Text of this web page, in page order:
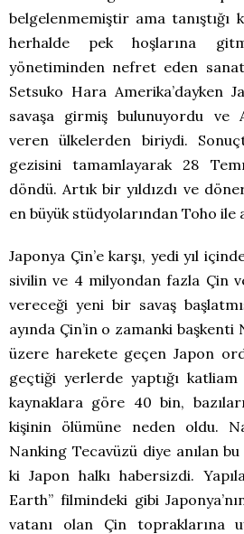
belgelenmemiştir ama
herhalde pek hoşlarına
yönetiminden nefret eden
Setsuko Hara Amerika’dayken
savaşa girmiş bulunuyordu ve
veren ülkelerden biriydi.
gezisini tamamlayarak 28
döndü. Artık bir yıldızdı ve
en büyük stüdyolarından Toho ile
Japonya Çin’e karşı, yedi yıl
sivilin ve 4 milyondan fazla Çin
vereceği yeni bir savaş
ayında Çin’in o zamanki başkenti
üzere harekete geçen Japon
geçtiği yerlerde yaptığı
kaynaklara göre 40 bin,
kişinin ölümüne neden oldu.
Nanking Tecavüzü diye anılan
ki Japon halkı habersizdi.
Earth” filmindeki gibi
vatanı olan Çin topraklarına